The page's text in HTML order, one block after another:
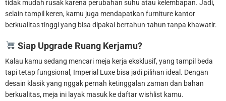
tidak mudah rusak karena perubahan suhu atau kelembapan. Jadi,
selain tampil keren, kamu juga mendapatkan furniture kantor
berkualitas tinggi yang bisa dipakai bertahun-tahun tanpa khawatir.
Siap Upgrade Ruang Kerjamu?
Kalau kamu sedang mencari meja kerja eksklusif, yang tampil beda
tapi tetap fungsional, Imperial Luxe bisa jadi pilihan ideal. Dengan
desain klasik yang nggak pernah ketinggalan zaman dan bahan
berkualitas, meja ini layak masuk ke daftar wishlist kamu.